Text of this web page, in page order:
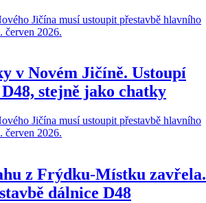
v Novém Jičíně. Ustoupí
stejně jako chatky
z Frýdku-Místku zavřela.
dálnice D48